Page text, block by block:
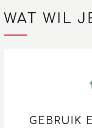
WAT WIL
GEBRUIK